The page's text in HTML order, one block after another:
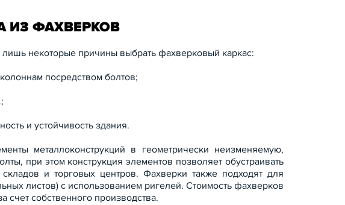
ИЗ ФАХВЕРКОВ
некоторые причины выбрать фахверковый каркас:
посредством болтов;
и устойчивость здания.
металлоконструкций в геометрически неизменяемую,
при этом конструкция элементов позволяет обустраивать
и торговых центров. Фахверки также подходят для
листов) с использованием ригелей. Стоимость фахверков
счет собственного производства.